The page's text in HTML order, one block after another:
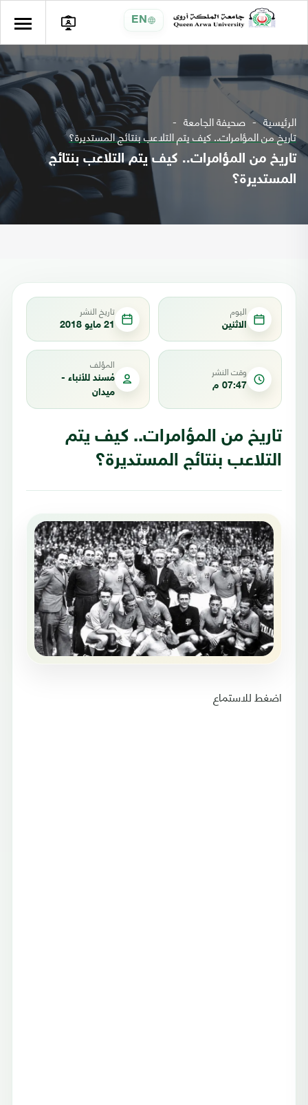
EN
الرئيسية صحيفة الجامعة
تاريخ من المؤامرات.. كيف يتم التلاعب بنتائج المستديرة؟
تاريخ من المؤامرات.. كيف يتم التلاعب بنتائج
المستديرة؟
اليوم
الاثنين
تاريخ النشر
21 مايو 2018
وقت النشر
07:47 م
المؤلف
مُسند للأنباء -
ميدان
تاريخ من المؤامرات.. كيف يتم
التلاعب بنتائج المستديرة؟
اضغط للاستماع